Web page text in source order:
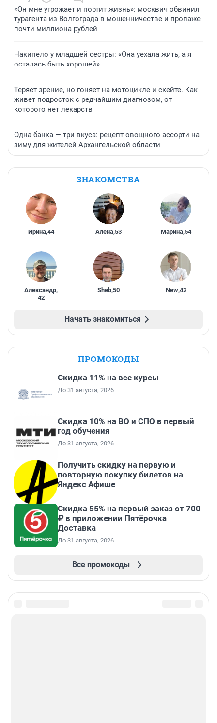
«Он мне угрожает и портит жизнь»: москвич обвинил
турагента из Волгограда в мошенничестве и пропаже
почти миллиона рублей
Накипело у младшей сестры: «Она уехала жить, а я
осталась быть хорошей»
Теряет зрение, но гоняет на мотоцикле и скейте. Как
живет подросток с редчайшим диагнозом, от
которого нет лекарств
Одна банка — три вкуса: рецепт овощного ассорти на
зиму для жителей Архангельской области
ЗНАКОМСТВА
Ирина,44 Алена,53 Марина,54
Александр,
42
Sheb,50 New,42
Начать знакомиться
ПРОМОКОДЫ
Скидка 11% на все курсы
До 31 августа, 2026
Скидка 10% на ВО и СПО в первый
год обучения
До 31 августа, 2026
Получить скидку на первую и
повторную покупку билетов на
Яндекс Афише
Скидка 55% на первый заказ от 700
₽ в приложении Пятёрочка
Доставка
До 31 августа, 2026
Все промокоды